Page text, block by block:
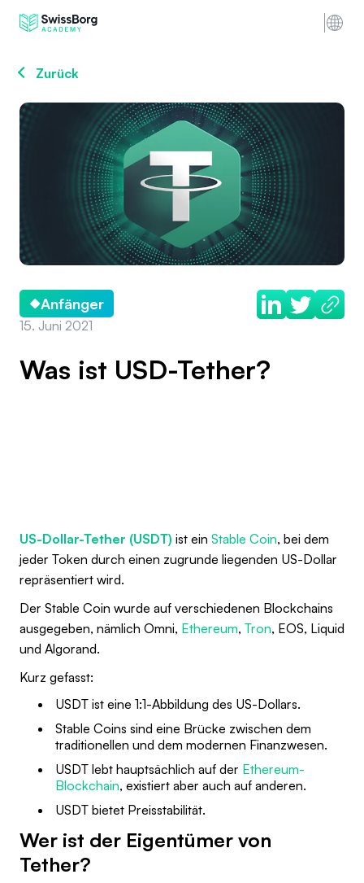
Zurück
Anfänger
15. Juni 2021
Was ist USD-Tether?
US-Dollar-Tether (USDT) ist ein Stable Coin, bei dem
jeder Token durch einen zugrunde liegenden US-Dollar
repräsentiert wird.
Der Stable Coin wurde auf verschiedenen Blockchains
ausgegeben, nämlich Omni, Ethereum, Tron, EOS, Liquid
und Algorand.
Kurz gefasst:
USDT ist eine 1:1-Abbildung des US-Dollars.
Stable Coins sind eine Brücke zwischen dem
traditionellen und dem modernen Finanzwesen.
USDT lebt hauptsächlich auf der Ethereum-
Blockchain, existiert aber auch auf anderen.
USDT bietet Preisstabilität.
Wer ist der Eigentümer von
Tether?